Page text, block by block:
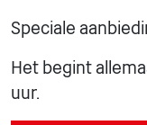
Speciale
Het begint
uur.